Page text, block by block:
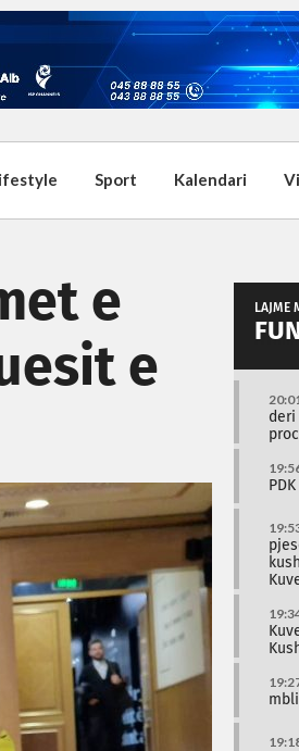
Sport Kalendari
e
e
LAJME
deri